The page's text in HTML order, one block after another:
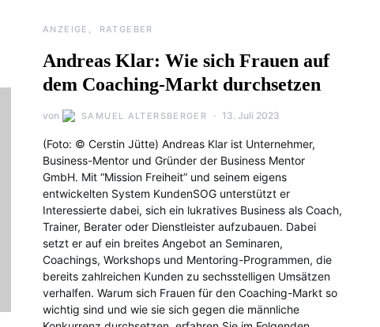
ANZEIGE RATGEBER
Andreas Klar: Wie sich Frauen auf
dem Coaching-Markt durchsetzen
von SAMUEL ALTERSBERGER 13. Juli 2023
(Foto: © Cerstin Jütte) Andreas Klar ist Unternehmer,
Business-Mentor und Gründer der Business Mentor
GmbH. Mit “Mission Freiheit” und seinem eigens
entwickelten System KundenSOG unterstützt er
Interessierte dabei, sich ein lukratives Business als Coach,
Trainer, Berater oder Dienstleister aufzubauen. Dabei
setzt er auf ein breites Angebot an Seminaren,
Coachings, Workshops und Mentoring-Programmen, die
bereits zahlreichen Kunden zu sechsstelligen Umsätzen
verhalfen. Warum sich Frauen für den Coaching-Markt so
wichtig sind und wie sie sich gegen die männliche